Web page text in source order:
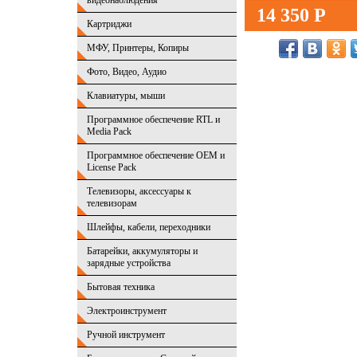
Картриджи
МФУ, Принтеры, Копиры
Фото, Видео, Аудио
Клавиатуры, мыши
Программное обеспечение RTL и
Media Pack
Программное обеспечение OEM и
License Pack
Телевизоры, аксессуары к
телевизорам
Шлейфы, кабели, переходники
Батарейки, аккумуляторы и
зарядные устройства
Бытовая техника
Электроинструмент
Ручной инструмент
14 350 Р